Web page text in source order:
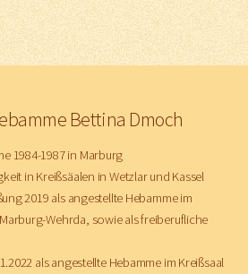
Bettina Dmoch
1984-1987 in Marburg
in Kreißsäalen in Wetzlar und Kassel
2019 als angestellte Hebamme im
Wehrda, sowie als freiberufliche
als angestellte Hebamme im Kreißsaal